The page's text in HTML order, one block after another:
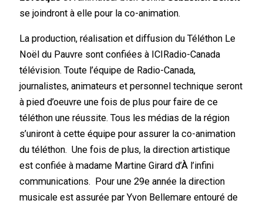
se joindront à elle pour la co-animation.
La production, réalisation et diffusion du Téléthon Le
Noël du Pauvre sont confiées à ICIRadio-Canada
télévision. Toute l’équipe de Radio-Canada,
journalistes, animateurs et personnel technique seront
à pied d’oeuvre une fois de plus pour faire de ce
téléthon une réussite. Tous les médias de la région
s’uniront à cette équipe pour assurer la co-animation
du téléthon. Une fois de plus, la direction artistique
est confiée à madame Martine Girard d’À l’infini
communications. Pour une 29e année la direction
musicale est assurée par Yvon Bellemare entouré de